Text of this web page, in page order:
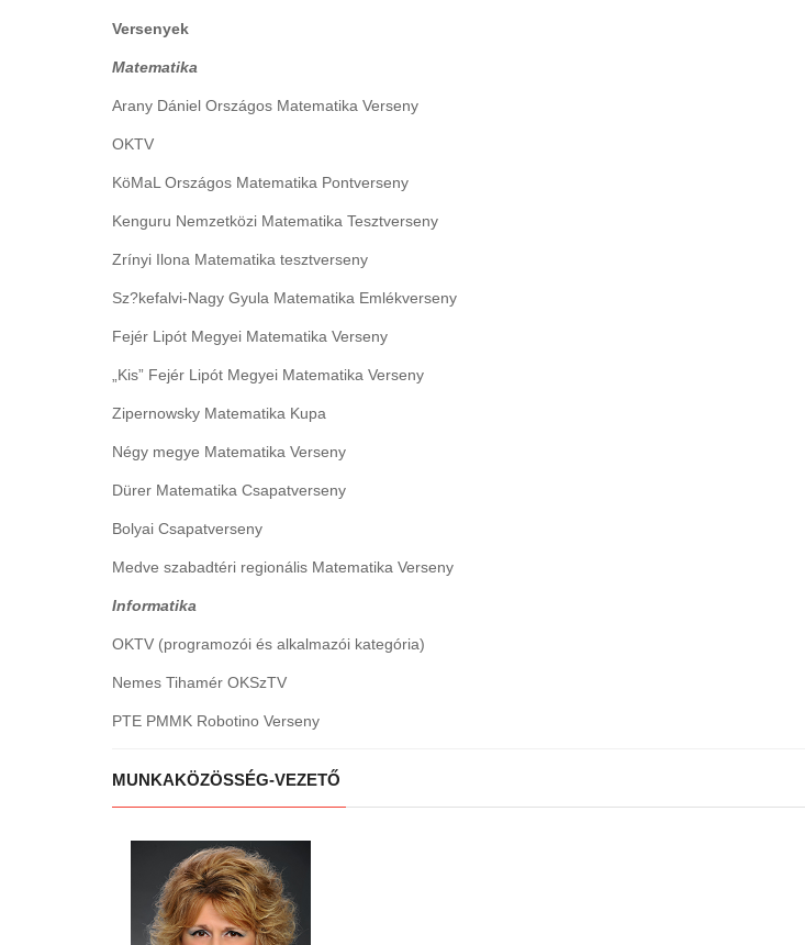
Versenyek
Matematika
Arany Dániel Országos Matematika Verseny
OKTV
KöMaL Országos Matematika Pontverseny
Kenguru Nemzetközi Matematika Tesztverseny
Zrínyi Ilona Matematika tesztverseny
Sz?kefalvi-Nagy Gyula Matematika Emlékverseny
Fejér Lipót Megyei Matematika Verseny
„Kis” Fejér Lipót Megyei Matematika Verseny
Zipernowsky Matematika Kupa
Négy megye Matematika Verseny
Dürer Matematika Csapatverseny
Bolyai Csapatverseny
Medve szabadtéri regionális Matematika Verseny
Informatika
OKTV (programozói és alkalmazói kategória)
Nemes Tihamér OKSzTV
PTE PMMK Robotino Verseny
MUNKAKÖZÖSSÉG-VEZETŐ